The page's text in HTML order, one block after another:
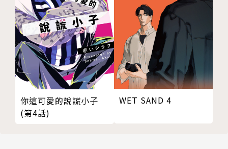
你這可愛的說謊小子
(第4話)
WET SAND 4